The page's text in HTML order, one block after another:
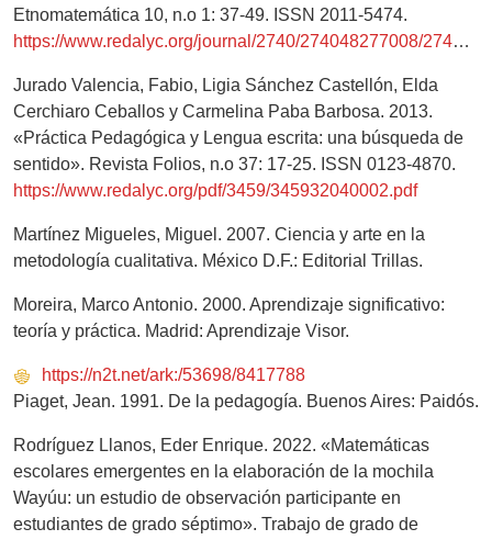
Etnomatemática 10, n.o 1: 37-49. ISSN 2011-5474.
https://www.redalyc.org/journal/2740/274048277008/274048277008.pdf
Jurado Valencia, Fabio, Ligia Sánchez Castellón, Elda
Cerchiaro Ceballos y Carmelina Paba Barbosa. 2013.
«Práctica Pedagógica y Lengua escrita: una búsqueda de
sentido». Revista Folios, n.o 37: 17-25. ISSN 0123-4870.
https://www.redalyc.org/pdf/3459/345932040002.pdf
Martínez Migueles, Miguel. 2007. Ciencia y arte en la
metodología cualitativa. México D.F.: Editorial Trillas.
Moreira, Marco Antonio. 2000. Aprendizaje significativo:
teoría y práctica. Madrid: Aprendizaje Visor.
https://n2t.net/ark:/53698/8417788
Piaget, Jean. 1991. De la pedagogía. Buenos Aires: Paidós.
Rodríguez Llanos, Eder Enrique. 2022. «Matemáticas
escolares emergentes en la elaboración de la mochila
Wayúu: un estudio de observación participante en
estudiantes de grado séptimo». Trabajo de grado de